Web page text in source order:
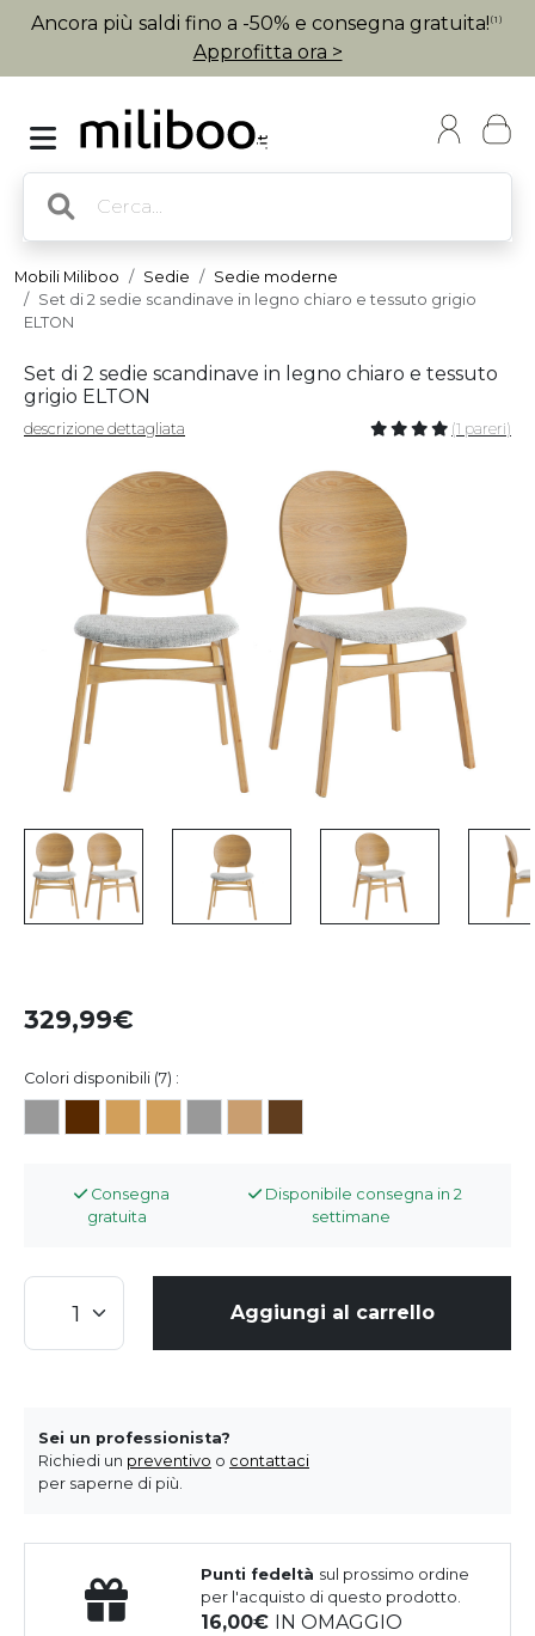
Ancora più saldi fino a -50% e consegna gratuita! (1)
Approfitta ora >
Mobili Miliboo Sedie
Sedie moderne
Set di 2 sedie scandinave in legno chiaro e tessuto grigio
ELTON
Set di 2 sedie scandinave in legno chiaro e tessuto
grigio ELTON
descrizione dettagliata (1 pareri)
329,99
Colori disponibili (7) :
Consegna
gratuita
Disponibile consegna in 2
settimane
Aggiungi al carrello
Sei un professionista?
Richiedi un preventivo o contattaci
per saperne di più.
Punti fedeltà sul prossimo ordine
per l'acquisto di questo prodotto.
16,00 IN OMAGGIO